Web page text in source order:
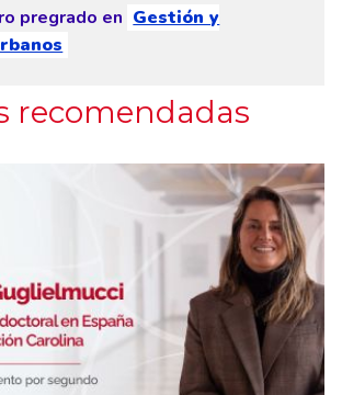
pregrado en Gestión y
recomendadas